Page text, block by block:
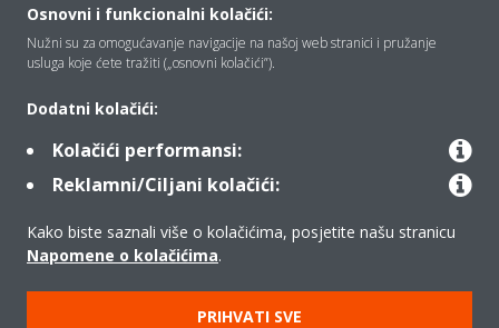
Tko smo mi
Rješenja
Kontakt
Osnovni i funkcionalni kolačići:
Nužni su za omogućavanje navigacije na našoj web stranici i pružanje
usluga koje ćete tražiti („osnovni kolačići”).
Dodatni kolačići:
Kolačići performansi:
Reklamni/Ciljani kolačići:
Kako biste saznali više o kolačićima, posjetite našu stranicu
Napomene o kolačićima.
PRIHVATI SVE